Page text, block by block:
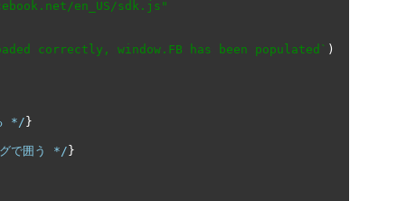
en_US/sdk.js"
correctly, window.FB has been populated` )
*/ }
で囲う */ }